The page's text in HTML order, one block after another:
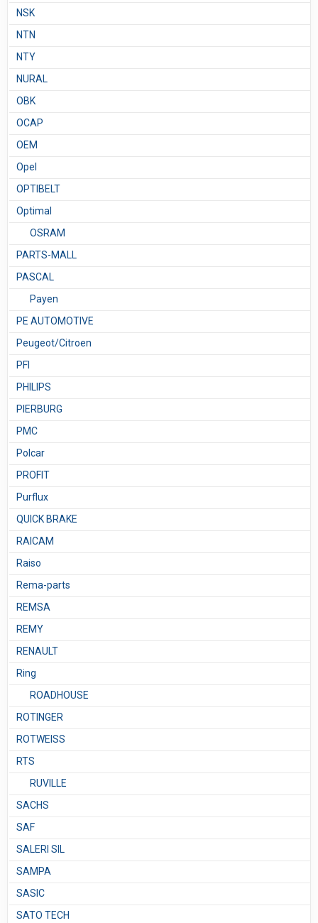
NSK
NTN
NTY
NURAL
OBK
OCAP
OEM
Opel
OPTIBELT
Optimal
OSRAM
PARTS-MALL
PASCAL
Payen
PE AUTOMOTIVE
Peugeot/Citroen
PFI
PHILIPS
PIERBURG
PMC
Polcar
PROFIT
Purflux
QUICK BRAKE
RAICAM
Raiso
Rema-parts
REMSA
REMY
RENAULT
Ring
ROADHOUSE
ROTINGER
ROTWEISS
RTS
RUVILLE
SACHS
SAF
SALERI SIL
SAMPA
SASIC
SATO TECH